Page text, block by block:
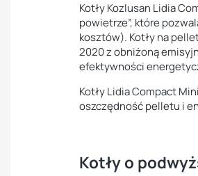
Kotły Kozlusan Lidia
powietrze”, które
kosztów). Kotły na
2020 z obniżoną
efektywności
Kotły Lidia Compact
oszczędność pelletu i
Kotły o